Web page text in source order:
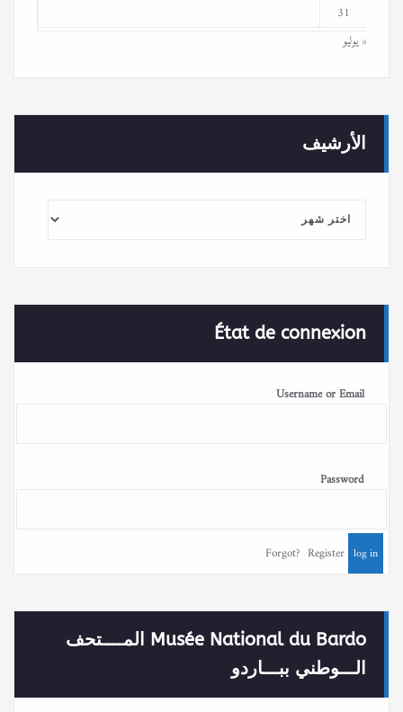
31
« يوليو
الأرشيف
État de connexion
Username or Email
Password
Forgot? Register
Musée National du Bardo المــــتحف
الـــوطني ببـــاردو